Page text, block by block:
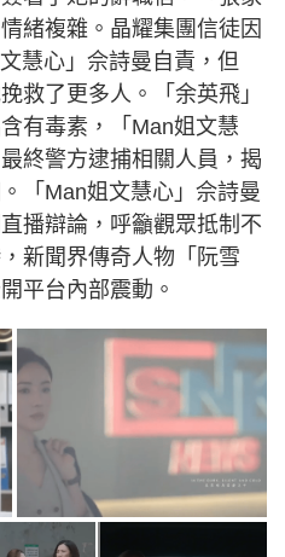
緒複雜。晶耀集團信徒因
慧心」佘詩曼自責，但
救了更多人。「余英飛」
有毒素，「Man姐文慧
終警方逮捕相關人員，揭
「Man姐文慧心」佘詩曼
播辯論，呼籲觀眾抵制不
新聞界傳奇人物「阮雪
平台內部震動。